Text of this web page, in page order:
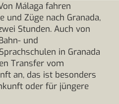
Málaga fahren
und Züge nach Granada,
Stunden. Auch von
und
in Granada
Transfer vom
an, das ist besonders
oder für jüngere